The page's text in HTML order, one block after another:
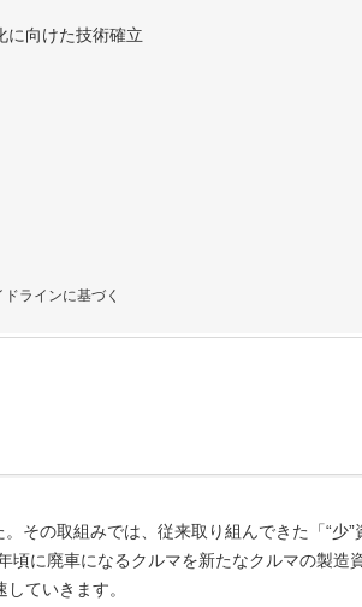
に向けた技術確立
ラインに基づく
その取組みでは、従来取り組んできた「“少”
頃に廃車になるクルマを新たなクルマの製造
ていきます。